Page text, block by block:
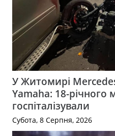
У Житомирі
Yamaha: 18-річного
госпіталізували
Субота, 8 Серпня, 2026